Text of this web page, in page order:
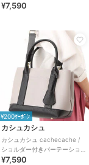
切りバッグ
¥7,590
¥200ｸｰﾎﾟﾝ
カシュカシュ
カシュカシュ cachecache /
ショルダー付きパーテーショ
ン合成皮革トート
¥7,590